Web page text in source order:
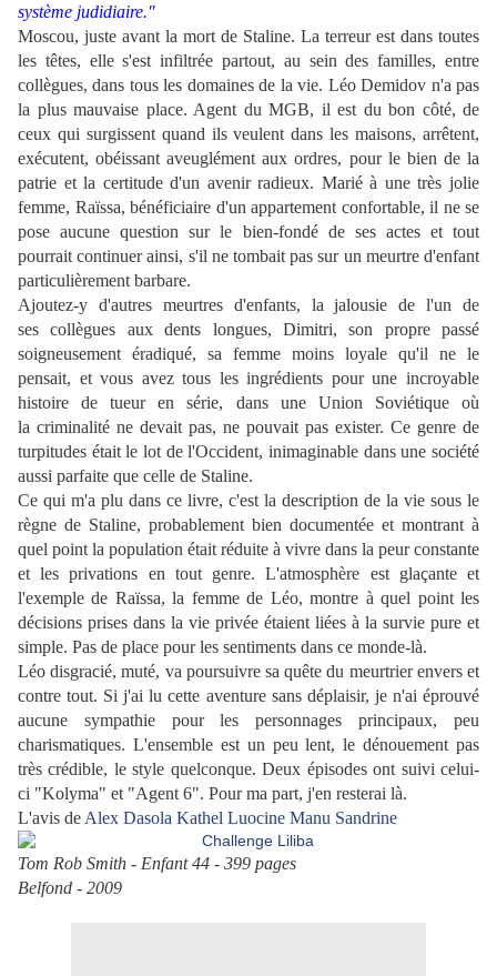
système judidiaire."
Moscou, juste avant la mort de Staline. La terreur est dans toutes
les têtes, elle s'est infiltrée partout, au sein des familles, entre
collègues, dans tous les domaines de la vie. Léo Demidov n'a pas
la plus mauvaise place. Agent du MGB, il est du bon côté, de
ceux qui surgissent quand ils veulent dans les maisons, arrêtent,
exécutent, obéissant aveuglément aux ordres, pour le bien de la
patrie et la certitude d'un avenir radieux. Marié à une très jolie
femme, Raïssa, bénéficiaire d'un appartement confortable, il ne se
pose aucune question sur le bien-fondé de ses actes et tout
pourrait continuer ainsi, s'il ne tombait pas sur un meurtre d'enfant
particulièrement barbare.
Ajoutez-y d'autres meurtres d'enfants, la jalousie de l'un de
ses collègues aux dents longues, Dimitri, son propre passé
soigneusement éradiqué, sa femme moins loyale qu'il ne le
pensait, et vous avez tous les ingrédients pour une incroyable
histoire de tueur en série, dans une Union Soviétique où
la criminalité ne devait pas, ne pouvait pas exister. Ce genre de
turpitudes était le lot de l'Occident, inimaginable dans une société
aussi parfaite que celle de Staline.
Ce qui m'a plu dans ce livre, c'est la description de la vie sous le
règne de Staline, probablement bien documentée et montrant à
quel point la population était réduite à vivre dans la peur constante
et les privations en tout genre. L'atmosphère est glaçante et
l'exemple de Raïssa, la femme de Léo, montre à quel point les
décisions prises dans la vie privée étaient liées à la survie pure et
simple. Pas de place pour les sentiments dans ce monde-là.
Léo disgracié, muté, va poursuivre sa quête du meurtrier envers et
contre tout. Si j'ai lu cette aventure sans déplaisir, je n'ai éprouvé
aucune sympathie pour les personnages principaux, peu
charismatiques. L'ensemble est un peu lent, le dénouement pas
très crédible, le style quelconque. Deux épisodes ont suivi celui-
ci "Kolyma" et "Agent 6". Pour ma part, j'en resterai là.
L'avis de Alex Dasola Kathel Luocine Manu Sandrine
Tom Rob Smith - Enfant 44 - 399 pages
Belfond - 2009